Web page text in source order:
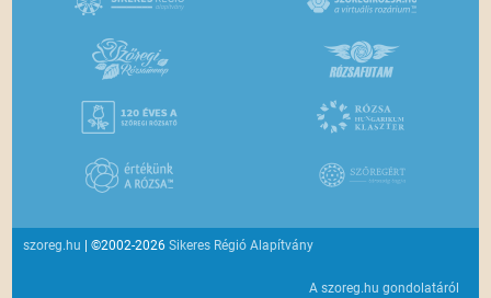
szoreg.hu | ©2002-2026Sikeres Régió Alapítvány
A szoreg.hu gondolatáról